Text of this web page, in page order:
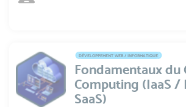
DÉVELOPPEMENT WEB / INFORMATIQUE
Fondamentaux du
Computing (IaaS /
SaaS)